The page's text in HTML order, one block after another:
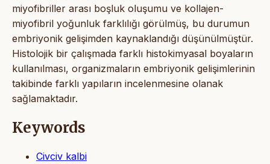
miyofibriller arası boşluk oluşumu ve kollajen-
miyofibril yoğunluk farklılığı görülmüş, bu durumun
embriyonik gelişimden kaynaklandığı düşünülmüştür.
Histolojik bir çalışmada farklı histokimyasal boyaların
kullanılması, organizmaların embriyonik gelişimlerinin
takibinde farklı yapıların incelenmesine olanak
sağlamaktadır.
Keywords
Civciv kalbi